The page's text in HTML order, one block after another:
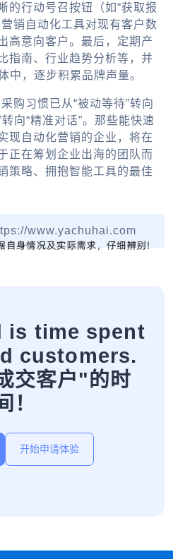
的行动号召按钮（如“获取报
销自动化工具对现有客户数
高意向客户。最后，定期产
指南、行业趋势分析等，并
中，逐步积累品牌声量。
购习惯已从“被动等待”转向
向“精准对话”。那些能快速
现自动化营销的企业，将在
正在筹划企业出海的团队而
策略、拥抱智能工具的最佳
www.yachuhai.com
is time spent
customers.
交客户"的时
！
开始申请体验